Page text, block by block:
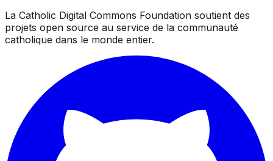
La Catholic Digital Commons Foundation soutient des
projets open source au service de la communauté
catholique dans le monde entier.